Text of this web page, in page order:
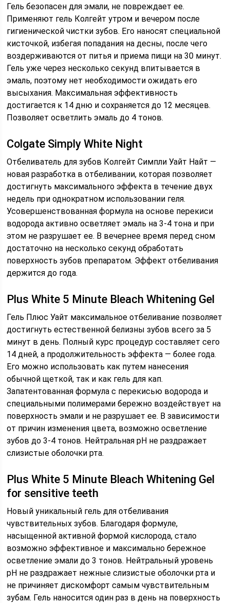
Гель безопасен для эмали, не повреждает ее.
Применяют гель Колгейт утром и вечером после
гигиенической чистки зубов. Его наносят специальной
кисточкой, избегая попадания на десны, после чего
воздерживаются от питья и приема пищи на 30 минут.
Гель уже через несколько секунд впитывается в
эмаль, поэтому нет необходимости ожидать его
высыхания. Максимальная эффективность
достигается к 14 дню и сохраняется до 12 месяцев.
Позволяет осветлить эмаль до 4 тонов.
Colgate Simply White Night
Отбеливатель для зубов Колгейт Симпли Уайт Найт —
новая разработка в отбеливании, которая позволяет
достигнуть максимального эффекта в течение двух
недель при однократном использовании геля.
Усовершенствованная формула на основе перекиси
водорода активно осветляет эмаль на 3-4 тона и при
этом не разрушает ее. В вечернее время перед сном
достаточно на несколько секунд обработать
поверхность зубов препаратом. Эффект отбеливания
держится до года.
Plus White 5 Minute Bleach Whitening Gel
Гель Плюс Уайт максимальное отбеливание позволяет
достигнуть естественной белизны зубов всего за 5
минут в день. Полный курс процедур составляет сего
14 дней, а продолжительность эффекта — более года.
Его можно использовать как путем нанесения
обычной щеткой, так и как гель для кап.
Запатентованная формула с перекисью водорода и
специальными полимерами бережно воздействует на
поверхность эмали и не разрушает ее. В зависимости
от причин изменения цвета, возможно осветление
зубов до 3-4 тонов. Нейтральная pH не раздражает
слизистые оболочки рта.
Plus White 5 Minute Bleach Whitening Gel
for sensitive teeth
Новый уникальный гель для отбеливания
чувствительных зубов. Благодаря формуле,
насыщенной активной формой кислорода, стало
возможно эффективное и максимально бережное
осветление эмали до 3 тонов. Нейтральный уровень
pH не раздражает нежные слизистые оболочки рта и
не причиняет дискомфорт самым чувствительным
зубам. Гель наносится один раз в день на поверхность